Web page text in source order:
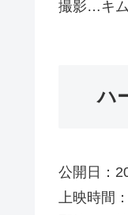
撮影…キ
ハ
公開日：
上映時間